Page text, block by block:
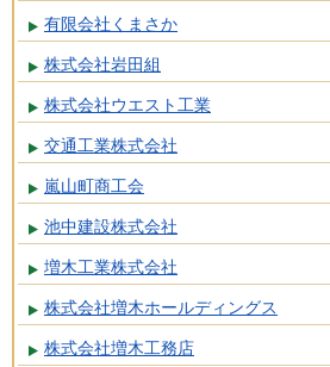
有限会社くまさか
株式会社岩田組
株式会社ウエスト工業
交通工業株式会社
嵐山町商工会
池中建設株式会社
増木工業株式会社
株式会社増木ホールディングス
株式会社増木工務店